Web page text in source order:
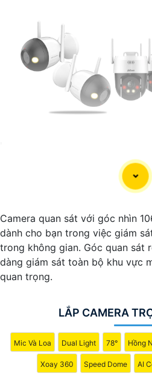
Camera quan sát với góc nhìn
dành cho bạn trong việc giám
trong không gian. Góc quan sát
dàng giám sát toàn bộ khu vực
quan trọng.
LẮP CAMERA
Mic Và Loa Dual Light 78° Hồng
Xoay 360 Speed Dome AI